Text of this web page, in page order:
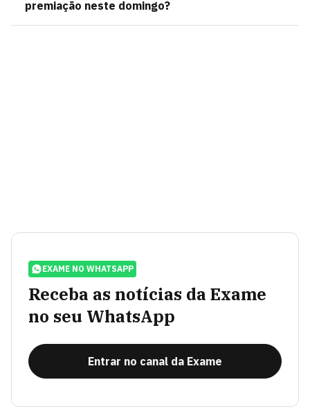
premiação neste domingo?
EXAME NO WHATSAPP
Receba as notícias da Exame
no seu WhatsApp
Entrar no canal da Exame